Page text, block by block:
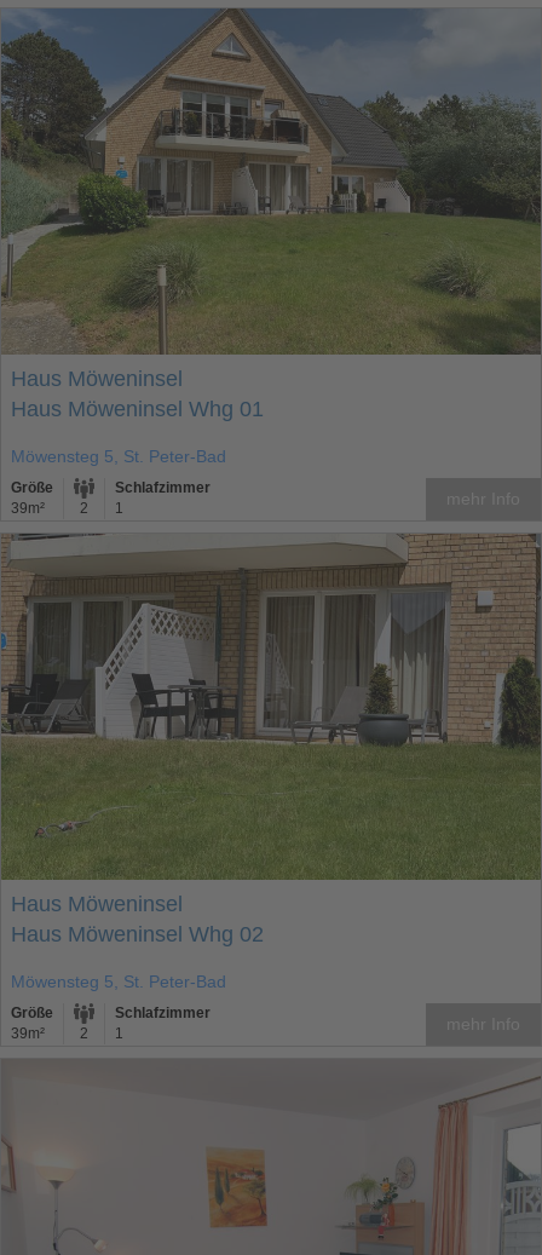
Haus Möweninsel
Haus Möweninsel Whg 01
Möwensteg 5, St. Peter-Bad
Größe
39m²
2
Schlafzimmer
1
Haus Möweninsel
Haus Möweninsel Whg 02
Möwensteg 5, St. Peter-Bad
Größe
39m²
2
Schlafzimmer
1